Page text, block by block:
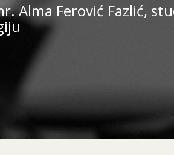
Alma Ferović Fazlić,